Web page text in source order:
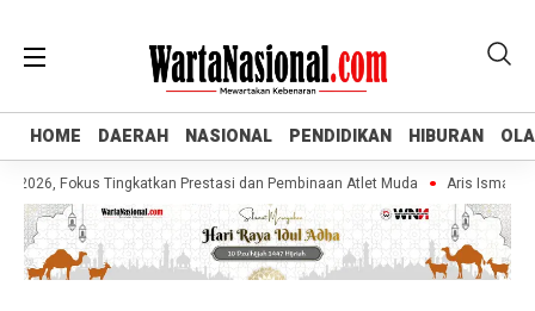
HOME DAERAH NASIONAL PENDIDIKAN HIBURAN
HOME DAERAH NASIONAL PENDIDIKAN HIBURAN
Fokus Tingkatkan Prestasi dan Pembinaan Atlet Muda Aris Ismail